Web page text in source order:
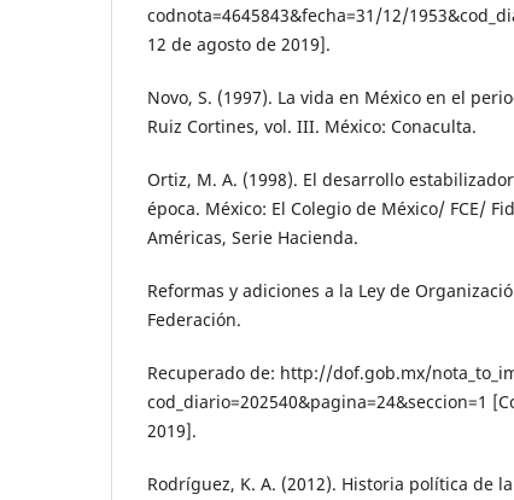
codnota=4645843&fecha=31/12/
12 de agosto de 2019].
Novo, S. (1997). La vida en México en el
Ruiz Cortines, vol. III. México: Conaculta.
Ortiz, M. A. (1998). El desarrollo
época. México: El Colegio de México/ FCE/
Américas, Serie Hacienda.
Reformas y adiciones a la Ley de
Federación.
Recuperado de: http://dof.gob.mx/
cod_diario=202540&pagina=24&seccion=1
2019].
Rodríguez, K. A. (2012). Historia política de